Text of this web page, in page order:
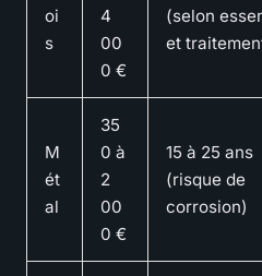
oi
s
4
00
0 €
(selon
et
M
ét
al
35
0 à
2
00
0 €
15 à 25 ans
(risque de
corrosion)